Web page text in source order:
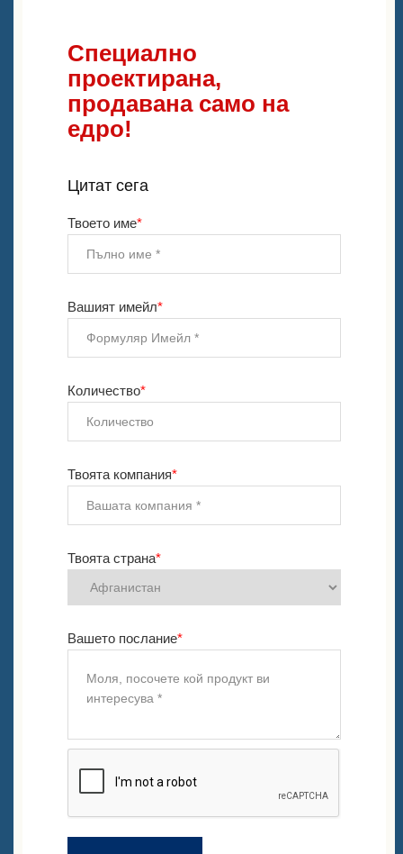
Специално
проектирана,
продавана само на
едро!
Цитат сега
Твоето име*
Вашият имейл*
Количество*
Твоята компания*
Твоята страна*
Вашето послание*